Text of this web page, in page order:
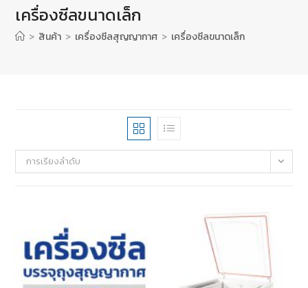
เครื่องซีลขนาดเล็ก
> สินค้า > เครื่องซีลสุญญากาศ > เครื่องซีลขนาดเล็ก
การเรียงลำดับ